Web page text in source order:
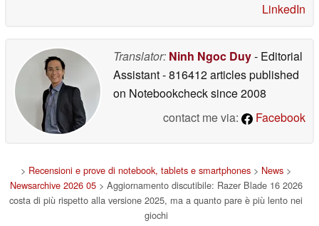
LinkedIn
Translator: Ninh Ngoc Duy- Editorial
Assistant- 816412 articles published
on Notebookchecksince 2008
contact me via:
Facebook
> Recensioni e prove di notebook, tablets e smartphones > News >
Newsarchive 2026 05> Aggiornamento discutibile: Razer Blade 16 2026
costa di più rispetto alla versione 2025, ma a quanto pare è più lento nei
giochi